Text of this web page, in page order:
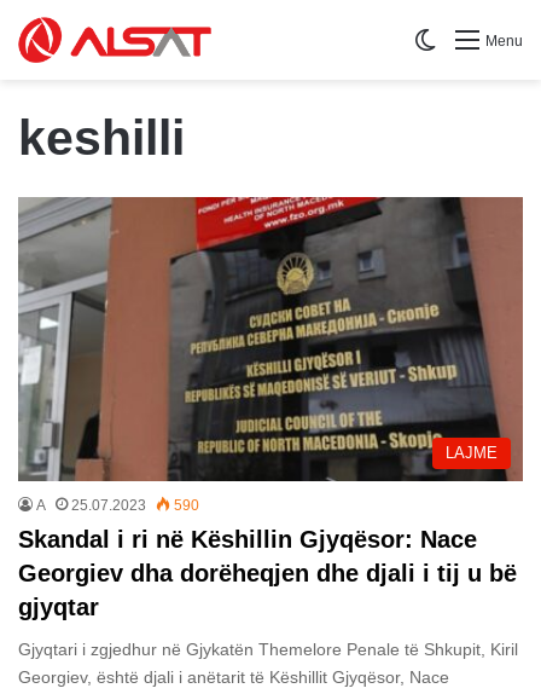
Menu
Switch skin
keshilli
LAJME
A 25.07.2023 590
Skandal i ri në Këshillin Gjyqësor: Nace
Georgiev dha dorëheqjen dhe djali i tij u bë
gjyqtar
Gjyqtari i zgjedhur në Gjykatën Themelore Penale të Shkupit, Kiril
Georgiev, është djali i anëtarit të Këshillit Gjyqësor, Nace